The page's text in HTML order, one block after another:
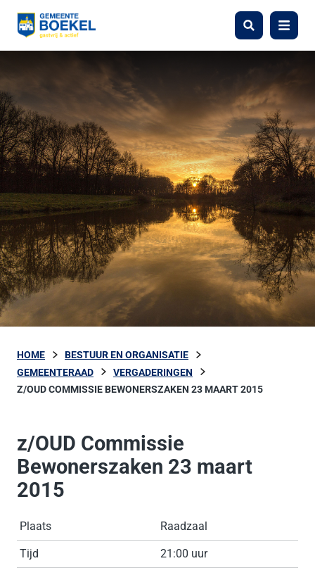
Zoeken Menu
HOME
BESTUUR EN ORGANISATIE
GEMEENTERAAD
VERGADERINGEN
Z/OUD COMMISSIE BEWONERSZAKEN 23 MAART 2015
z/OUD Commissie
Bewonerszaken 23 maart
2015
Plaats Raadzaal
Tijd 21:00 uur